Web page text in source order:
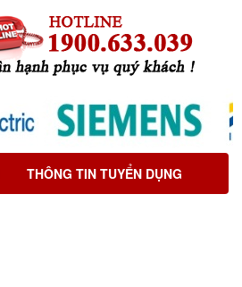
THÔNG TIN TUYỂN DỤNG